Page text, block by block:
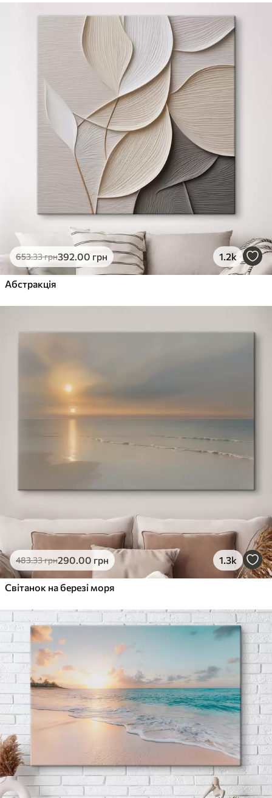
653.33грн392.00 грн 1.2k
Абстракція
483.33грн290.00 грн 1.3k
Світанок на березі моря